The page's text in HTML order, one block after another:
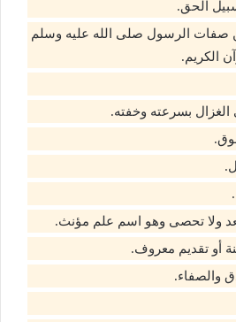
الحق.
الرسول صلى الله عليه وسلم
الكريم.
بسرعته وخفته.
تعد ولا تحصى وهو اسم علم مؤنث.
أو تقديم معروف.
والصفاء.